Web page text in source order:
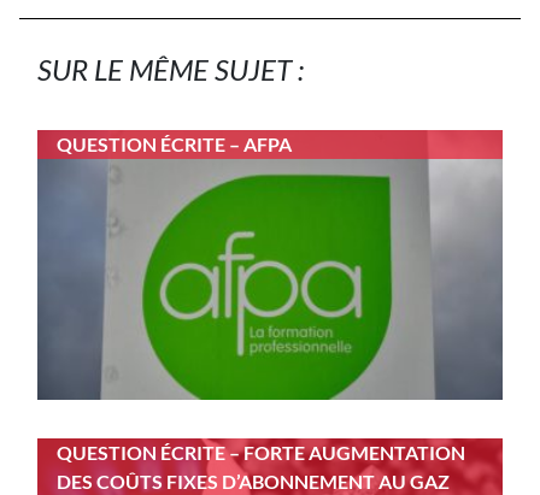
SUR LE MÊME SUJET :
QUESTION ÉCRITE – AFPA
QUESTION ÉCRITE – FORTE AUGMENTATION
DES COÛTS FIXES D’ABONNEMENT AU GAZ